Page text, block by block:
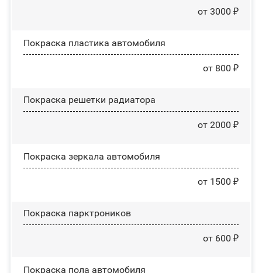
от 3000 ₽
Покраска пластика автомобиля
от 800 ₽
Покраска решетки радиатора
от 2000 ₽
Покраска зеркала автомобиля
от 1500 ₽
Покраска парктроников
от 600 ₽
Покраска пола автомобиля